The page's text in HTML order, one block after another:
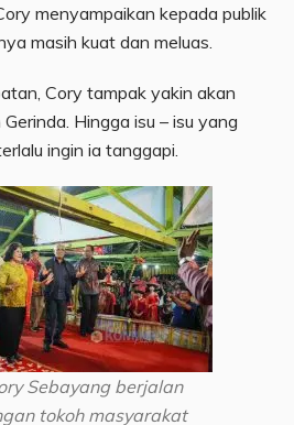
menyampaikan kepada publik
masih kuat dan meluas.
Cory tampak yakin akan
Hingga isu – isu yang
ingin ia tanggapi.
Sebayang berjalan
tokoh masyarakat